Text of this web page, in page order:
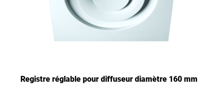
Registre réglable pour diffuseur diamètre 160 mm